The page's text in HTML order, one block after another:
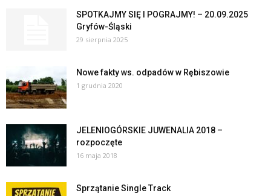
SPOTKAJMY SIĘ I POGRAJMY! – 20.09.2025
Gryfów-Śląski
29 sierpnia 2025
Nowe fakty ws. odpadów w Rębiszowie
1 grudnia 2020
JELENIOGÓRSKIE JUWENALIA 2018 –
rozpoczęte
16 maja 2018
Sprzątanie Single Track